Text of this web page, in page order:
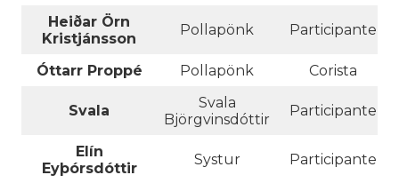
Heiðar Örn
Kristjánsson
Pollapönk Participante
Óttarr Proppé Pollapönk Corista
Svala
Svala
Björgvinsdóttir
Participante
Elín
Eyþórsdóttir
Systur Participante